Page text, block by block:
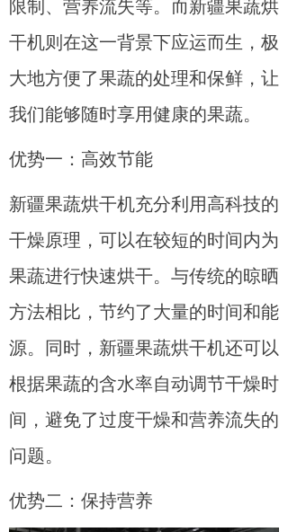
限制、营养流失等。而新疆果蔬烘
干机则在这一背景下应运而生，极
大地方便了果蔬的处理和保鲜，让
我们能够随时享用健康的果蔬。
优势一：高效节能
新疆果蔬烘干机充分利用高科技的
干燥原理，可以在较短的时间内为
果蔬进行快速烘干。与传统的晾晒
方法相比，节约了大量的时间和能
源。同时，新疆果蔬烘干机还可以
根据果蔬的含水率自动调节干燥时
间，避免了过度干燥和营养流失的
问题。
优势二：保持营养